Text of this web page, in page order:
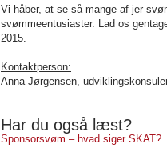
Vi håber, at se så mange af jer
svømmeentusiaster. Lad os
2015.
Kontaktperson:
Anna Jørgensen,
Har du også læst?
Sponsorsvøm – hvad siger SKAT?